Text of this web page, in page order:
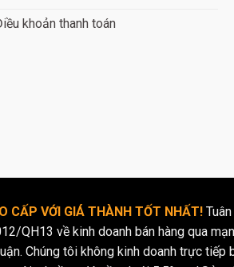
khoản thanh toán
CẤP VỚI GIÁ THÀNH TỐT NHẤT!
QH13 về kinh doanh bán hàng qua
Chúng tôi không kinh doanh trực tiếp